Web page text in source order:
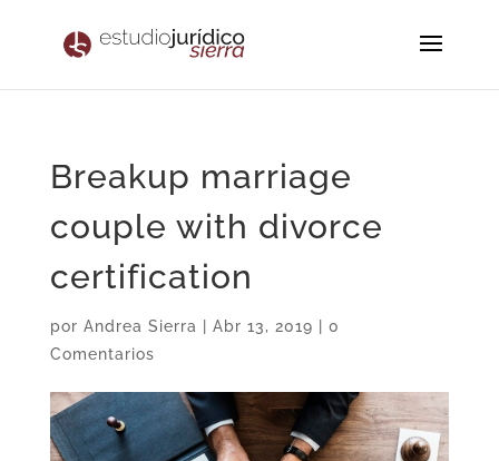
Breakup marriage
couple with divorce
certification
por Andrea Sierra Abr 13, 2019
0
Comentarios